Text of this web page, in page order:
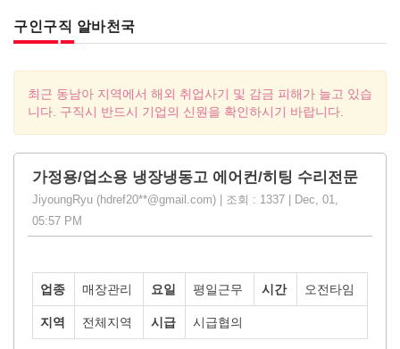
구인구직 알바천국
최근 동남아 지역에서 해외 취업사기 및 감금 피해가 늘고 있습
니다. 구직시 반드시 기업의 신원을 확인하시기 바랍니다.
가정용/업소용 냉장냉동고 에어컨/히팅 수리전문
JiyoungRyu (hdref20**@gmail.com) | 조회 : 1337 | Dec, 01,
05:57 PM
업종 매장관리 요일 평일근무 시간 오전타임
지역 전체지역 시급 시급협의